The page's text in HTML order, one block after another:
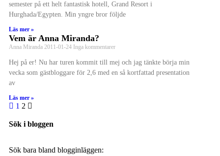
semester på ett helt fantastisk hotell, Grand Resort i
Hurghada/Egypten. Min yngre bror följde
Läs mer »
Vem är Anna Miranda?
Anna Miranda 2011-01-24 Inga kommentarer
Hej på er! Nu har turen kommit till mej och jag tänkte börja min
vecka som gästbloggare för 2,6 med en så kortfattad presentation
av
Läs mer »
1 2
Sök i bloggen
Sök bara bland blogginläggen: